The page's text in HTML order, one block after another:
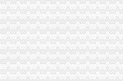
空港新城办执照
【58同城】重庆渝北空港新城工商注册_
这一天自贸区服务大厅同时开陕西向世界
陕西空港新城“启航跑”活动举办_搜狐体
机制变了活力足了人心暖了——西咸新区
德国印象_嘉泰国际_楼盘对比分析-北京
新牌坊办执照
图：重庆新牌坊办公室装修设计,新牌坊